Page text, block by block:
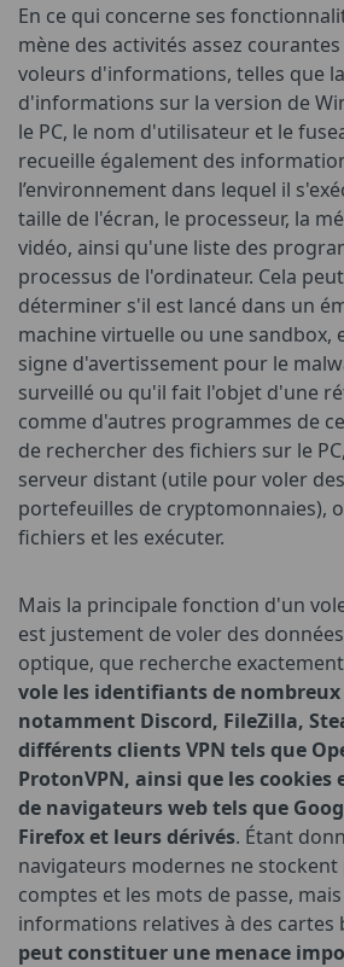
En ce qui concerne ses
mène des activités assez
voleurs d'informations, telles que
d'informations sur la version de
le PC, le nom d'utilisateur et le
recueille également des
l’environnement dans lequel il
taille de l'écran, le processeur, la
vidéo, ainsi qu'une liste des
processus de l'ordinateur. Cela peut
déterminer s'il est lancé dans un
machine virtuelle ou une sandbox,
signe d'avertissement pour le
surveillé ou qu'il fait l'objet d'une
comme d'autres programmes de
de rechercher des fichiers sur le
serveur distant (utile pour voler
portefeuilles de cryptomonnaies),
fichiers et les exécuter.
Mais la principale fonction d'un
est justement de voler des
optique, que recherche
vole les identifiants de
notamment Discord, FileZilla,
différents clients VPN tels que
ProtonVPN, ainsi que les
de navigateurs web tels que
Firefox et leurs dérivés. Étant
navigateurs modernes ne stockent
comptes et les mots de passe,
informations relatives à des cartes
peut constituer une menace